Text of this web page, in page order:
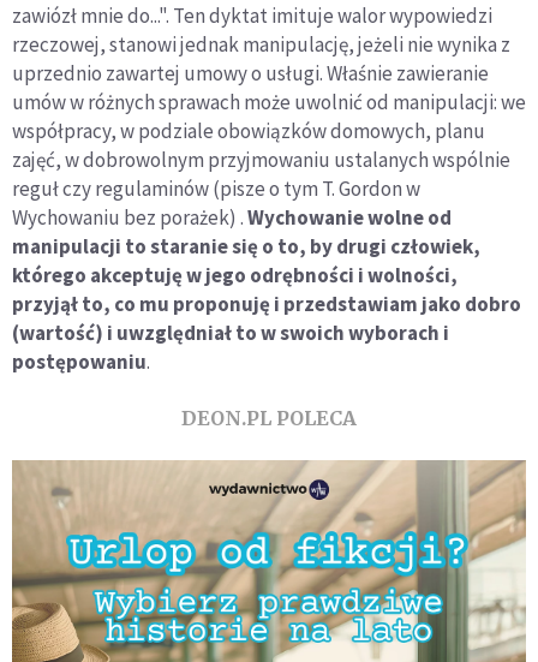
zawiózł mnie do...". Ten dyktat imituje walor wypowiedzi
rzeczowej, stanowi jednak manipulację, jeżeli nie wynika z
uprzednio zawartej umowy o usługi. Właśnie zawieranie
umów w różnych sprawach może uwolnić od manipulacji: we
współpracy, w podziale obowiązków domowych, planu
zajęć, w dobrowolnym przyjmowaniu ustalanych wspólnie
reguł czy regulaminów (pisze o tym T. Gordon w
Wychowaniu bez porażek) .Wychowanie wolne od
manipulacji to staranie się o to, by drugi człowiek,
którego akceptuję w jego odrębności i wolności,
przyjął to, co mu proponuję i przedstawiam jako dobro
(wartość) i uwzględniał to w swoich wyborach i
postępowaniu.
DEON.PL POLECA